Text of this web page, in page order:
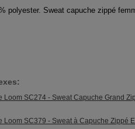
polyester. Sweat capuche zippé
Loom SC274 - Sweat Capuche Grand
Loom SC379 - Sweat à Capuche Zippé